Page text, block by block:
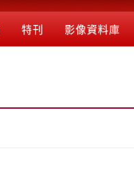
特刊 影像資料庫